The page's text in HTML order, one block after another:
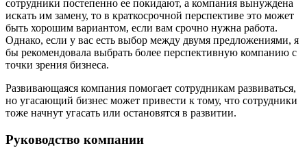
сотрудники постепенно ее покидают, а компания вынуждена
искать им замену, то в краткосрочной перспективе это может
быть хорошим вариантом, если вам срочно нужна работа.
Однако, если у вас есть выбор между двумя предложениями, я
бы рекомендовала выбрать более перспективную компанию с
точки зрения бизнеса.
Развивающаяся компания помогает сотрудникам развиваться,
но угасающий бизнес может привести к тому, что сотрудники
тоже начнут угасать или остановятся в развитии.
Руководство компании